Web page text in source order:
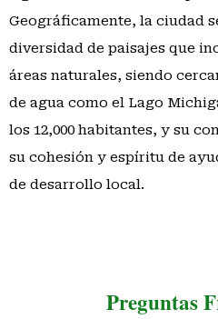
Geográficamente, la ciudad
diversidad de paisajes que
áreas naturales, siendo
de agua como el Lago
los 12,000 habitantes, y su
su cohesión y espíritu de
de desarrollo local.
Preguntas